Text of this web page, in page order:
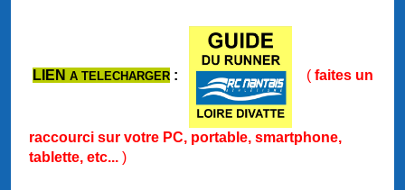
LIEN A TELECHARGER : ( faites un
raccourci sur votre PC, portable, smartphone,
tablette, etc... )